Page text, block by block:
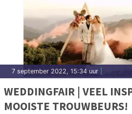
7 september 2022, 15:34 uur
WEDDINGFAIR | VEEL
MOOISTE TROUWBEURS!